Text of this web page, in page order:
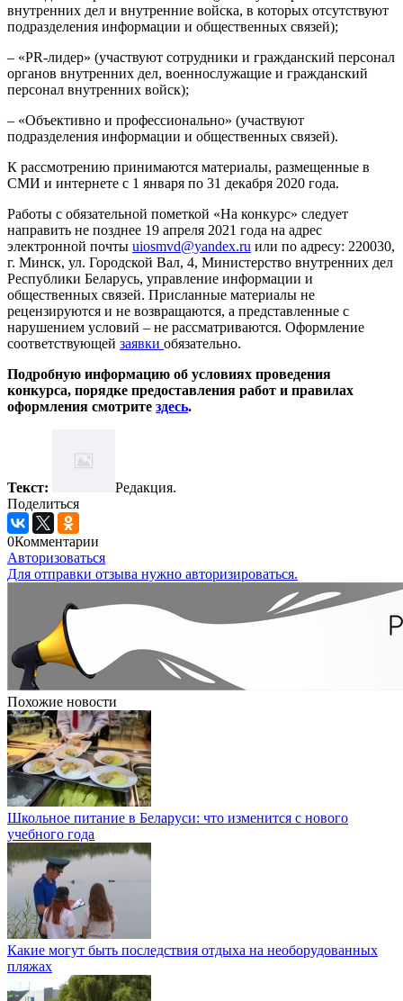
внутренних дел и внутренние войска, в которых отсутствуют
подразделения информации и общественных связей);
– «PR-лидер» (участвуют сотрудники и гражданский персонал
органов внутренних дел, военнослужащие и гражданский
персонал внутренних войск);
– «Объективно и профессионально» (участвуют
подразделения информации и общественных связей).
К рассмотрению принимаются материалы, размещенные в
СМИ и интернете с 1 января по 31 декабря 2020 года.
Работы с обязательной пометкой «На конкурс» следует
направить не позднее 19 апреля 2021 года на адрес
электронной почты uiosmvd@yandex.ru или по адресу: 220030,
г. Минск, ул. Городской Вал, 4, Министерство внутренних дел
Республики Беларусь, управление информации и
общественных связей. Присланные материалы не
рецензируются и не возвращаются, а представленные с
нарушением условий – не рассматриваются. Оформление
соответствующей заявки обязательно.
Подробную информацию об условиях проведения
конкурса, порядке предоставления работ и правилах
оформления смотрите здесь.
Текст:
Редакция.
Поделиться
0Комментарии
Авторизоваться
Для отправки отзыва нужно авторизироваться.
Похожие новости
Школьное питание в Беларуси: что изменится с нового
учебного года
Какие могут быть последствия отдыха на необорудованных
пляжах